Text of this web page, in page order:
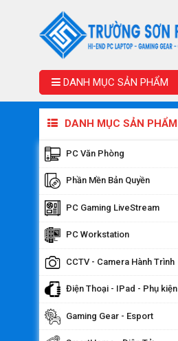
DANH MỤC SẢN PHẨM
DANH MỤC SẢN PHẨM
PC Văn Phòng
Phần Mền Bản Quyền
PC Gaming LiveStream
PC Workstation
CCTV - Camera Hành Trình
Điện Thoại - IPad - Phụ kiện
Gaming Gear - Esport